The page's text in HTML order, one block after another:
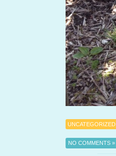
UNCATEGORIZED
NO COMMENTS »